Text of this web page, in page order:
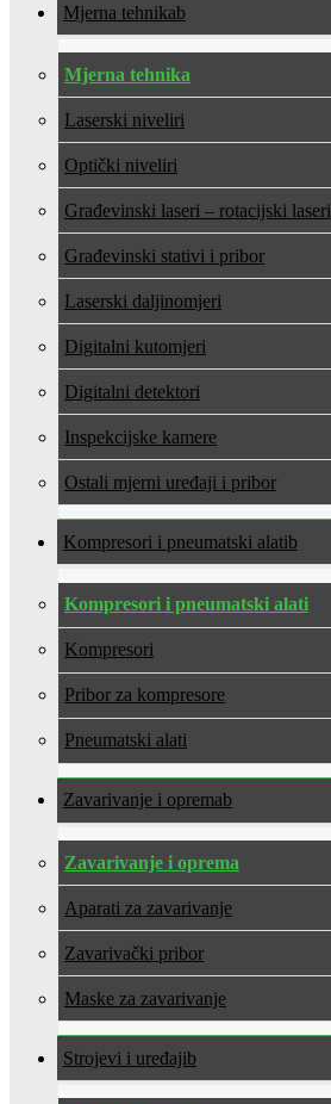
Mjerna tehnika
Mjerna tehnika
Laserski niveliri
Optički niveliri
Građevinski laseri – rotacijski laseri
Građevinski stativi i pribor
Laserski daljinomjeri
Digitalni kutomjeri
Digitalni detektori
Inspekcijske kamere
Ostali mjerni uređaji i pribor
Kompresori i pneumatski alati
Kompresori i pneumatski alati
Kompresori
Pribor za kompresore
Pneumatski alati
Zavarivanje i oprema
Zavarivanje i oprema
Aparati za zavarivanje
Zavarivački pribor
Maske za zavarivanje
Strojevi i uređaji